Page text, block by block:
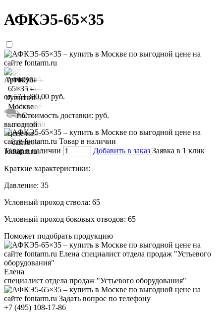
АФКЭ5-65×35
Артикул:
от573 300,00 руб.
Стоимость доставки: руб.
Товар в наличии Добавить в заказ Заявка в 1 клик
Краткие характеристики:
Давление: 35
Условный проход ствола: 65
Условный проход боковых отводов: 65
Поможет подобрать продукцию
Елена
специалист отдела продаж "Устьевого оборудования"
+7 (495) 108-17-86